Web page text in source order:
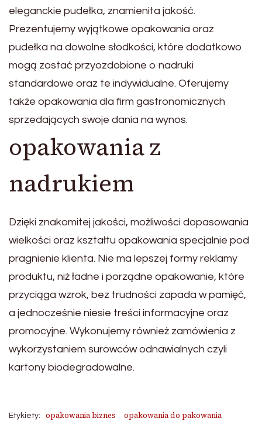
eleganckie pudełka, znamienita jakość.
Prezentujemy wyjątkowe opakowania oraz
pudełka na dowolne słodkości, które dodatkowo
mogą zostać przyozdobione o nadruki
standardowe oraz te indywidualne. Oferujemy
także opakowania dla firm gastronomicznych
sprzedających swoje dania na wynos.
opakowania z
nadrukiem
Dzięki znakomitej jakości, możliwości dopasowania
wielkości oraz kształtu opakowania specjalnie pod
pragnienie klienta. Nie ma lepszej formy reklamy
produktu, niż ładne i porządne opakowanie, które
przyciąga wzrok, bez trudności zapada w pamięć,
a jednocześnie niesie treści informacyjne oraz
promocyjne. Wykonujemy również zamówienia z
wykorzystaniem surowców odnawialnych czyli
kartony biodegradowalne.
Etykiety: opakowania biznes
opakowania do pakowania